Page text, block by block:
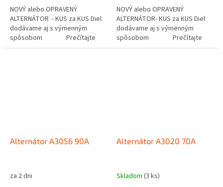
NOVÝ alebo OPRAVENÝ
ALTERNÁTOR - KUS za KUS Diel
dodávame aj s výmenným
spôsobom Prečítajte
si ako...
NOVÝ alebo OPRAVENÝ
ALTERNÁTOR- KUS za KUS Diel
dodávame aj s výmenným
spôsobom Prečítajte
si ako funguje...
Alternátor A3056 90A
za 2 dni
Alternátor A3020 70A
Skladom (3 ks)